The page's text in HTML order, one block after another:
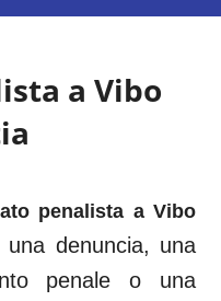
a Vibo
penalista aVibo
denuncia, una
penale o una